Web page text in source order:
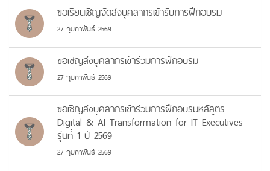
ขอเรียนเชิญจัดส่งบุคลากรเข้ารับการฝึกอบรม
27 กุมภาพันธ์ 2569
ขอเชิญส่งบุคลากรเข้าร่วมการฝึกอบรม
27 กุมภาพันธ์ 2569
ขอเชิญส่งบุคลากรเข้าร่วมการฝึกอบรมหลัสูตร
Digital & AI Transformation for IT Executives
รุ่นที่ 1 ปี 2569
27 กุมภาพันธ์ 2569